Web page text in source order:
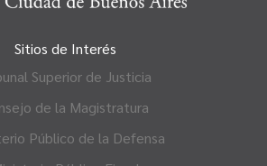
Sitios de Interés
Superior de Justicia
de la Magistratura
Público de la Defensa